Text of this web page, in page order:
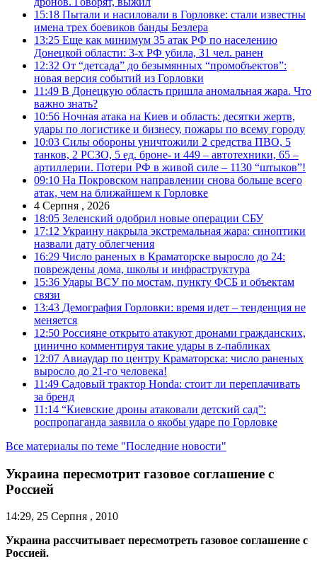
15:18 Пытали и насиловали в Горловке: стали известны
имена трех боевиков банды Безлера
13:25 Еще как минимум 35 атак РФ по населению
Донецкой области: 3-х РФ убила, 31 чел. ранен
12:32 От “детсада” до безымянных “промобъектов”:
новая версия событий из Горловки
11:49 В Донецкую область пришла аномальная жара. Что
важно знать?
10:56 Ночная атака на Киев и область: десятки жертв,
удары по логистике и бизнесу, пожары по всему городу
10:03 Силы обороны уничтожили 2 средства ПВО, 5
танков, 2 РСЗО, 5 ед. броне- и 449 – автотехники, 65 –
артиллерии. Потери РФ в живой силе – 1130 “штыков”!
09:10 На Покровском направлении снова больше всего
атак, чем на ближайшем к Горловке
4 Серпня , 2026
18:05 Зеленский одобрил новые операции СБУ
17:12 Украину накрыла экстремальная жара: синоптики
назвали дату облегчения
16:29 Число раненых в Краматорске выросло до 24:
повреждены дома, школы и инфраструктура
15:36 Удары ВСУ по мостам, пункту ФСБ и объектам
связи
13:43 Демография Горловки: время идет – тенденция не
меняется
12:50 Россияне открыто атакуют дронами гражданских,
цинично комментируя такие удары в z-пабликах
12:07 Авиаудар по центру Краматорска: число раненых
выросло до 21-го человека!
11:49 Садовый трактор Honda: стоит ли переплачивать
за бренд
11:14 “Киевские дроны атаковали детский сад”:
роспропаганда заявила о якобы ударе по Горловке
Все материалы по теме "Последние новости"
Украина пересмотрит газовое соглашение с
Россией
14:29, 25 Серпня , 2010
Украина рассчитывает пересмотреть газовое соглашение с
Россией.